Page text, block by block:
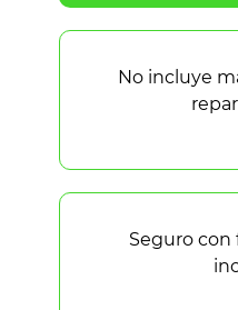
No incluye
Seguro con